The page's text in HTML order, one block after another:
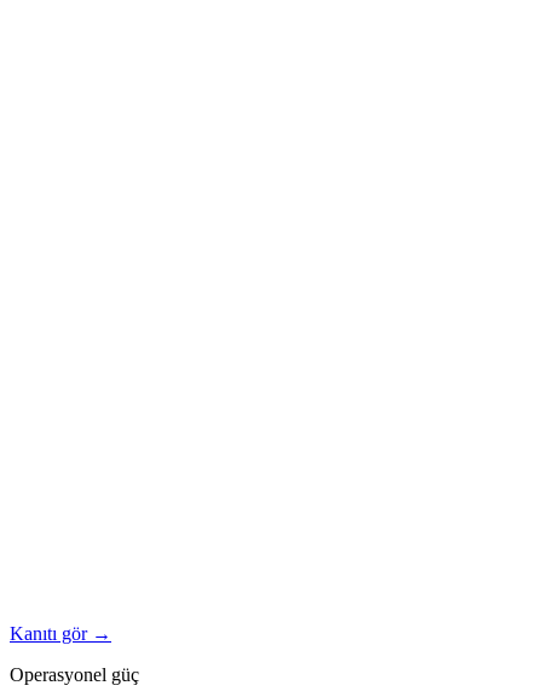
Kanıtı gör →
Operasyonel güç